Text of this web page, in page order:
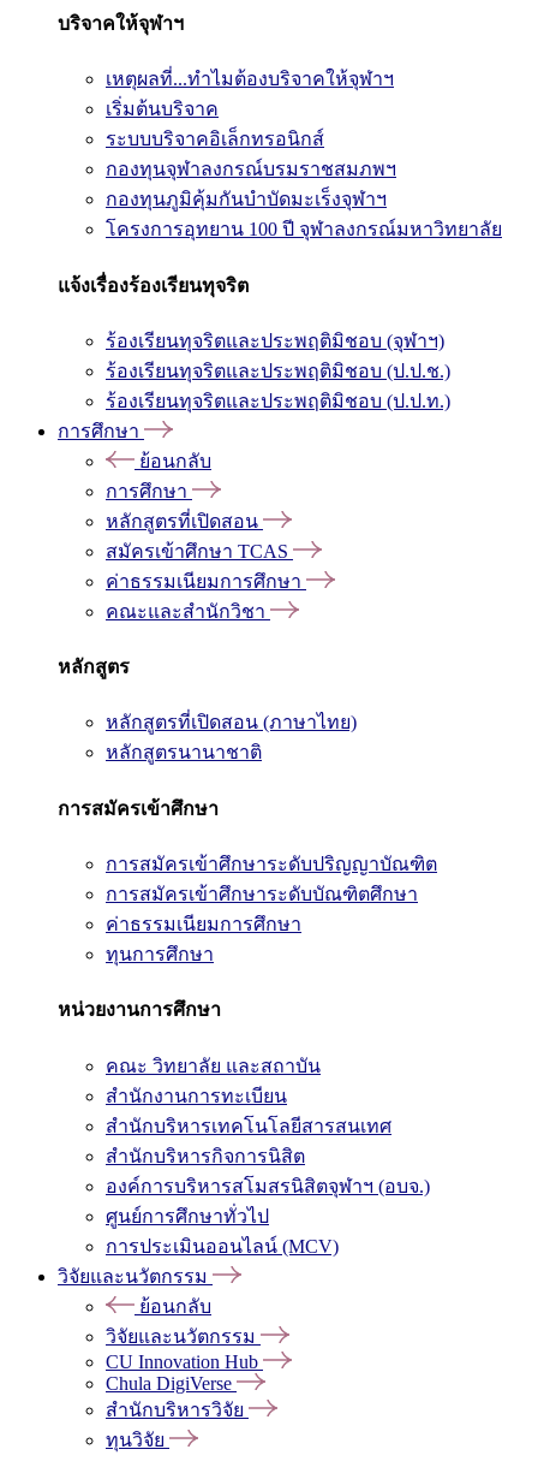
บริจาคให้จุฬาฯ
เหตุผลที่...ทำไมต้องบริจาคให้จุฬาฯ
เริ่มต้นบริจาค
ระบบบริจาคอิเล็กทรอนิกส์
กองทุนจุฬาลงกรณ์บรมราชสมภพฯ
กองทุนภูมิคุ้มกันบำบัดมะเร็งจุฬาฯ
โครงการอุทยาน 100 ปี จุฬาลงกรณ์มหาวิทยาลัย
แจ้งเรื่องร้องเรียนทุจริต
ร้องเรียนทุจริตและประพฤติมิชอบ (จุฬาฯ)
ร้องเรียนทุจริตและประพฤติมิชอบ (ป.ป.ช.)
ร้องเรียนทุจริตและประพฤติมิชอบ (ป.ป.ท.)
การศึกษา
ย้อนกลับ
การศึกษา
หลักสูตรที่เปิดสอน
สมัครเข้าศึกษา TCAS
ค่าธรรมเนียมการศึกษา
คณะและสำนักวิชา
หลักสูตร
หลักสูตรที่เปิดสอน (ภาษาไทย)
หลักสูตรนานาชาติ
การสมัครเข้าศึกษา
การสมัครเข้าศึกษาระดับปริญญาบัณฑิต
การสมัครเข้าศึกษาระดับบัณฑิตศึกษา
ค่าธรรมเนียมการศึกษา
ทุนการศึกษา
หน่วยงานการศึกษา
คณะ วิทยาลัย และสถาบัน
สำนักงานการทะเบียน
สำนักบริหารเทคโนโลยีสารสนเทศ
สำนักบริหารกิจการนิสิต
องค์การบริหารสโมสรนิสิตจุฬาฯ (อบจ.)
ศูนย์การศึกษาทั่วไป
การประเมินออนไลน์ (MCV)
วิจัยและนวัตกรรม
ย้อนกลับ
วิจัยและนวัตกรรม
CU Innovation Hub
Chula DigiVerse
สำนักบริหารวิจัย
ทุนวิจัย